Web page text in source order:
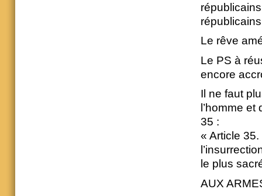
Le rêve
Le PS à
encore
Il ne faut
l’homme
35 :
« Article
le plus
AUX